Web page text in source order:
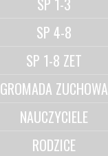
SP 1-3
SP 4-8
SP 1-8 ZET
GROMADA ZUCHOWA
NAUCZYCIELE
RODZICE